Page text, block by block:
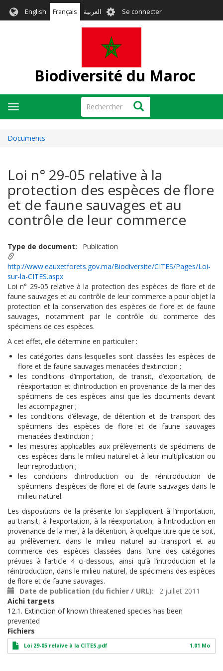
English Français العربية User
account
menu
Se connecter
Biodiversité du Maroc
Rechercher Rechercher
Toggle
navigation
Documents
Loi n° 29-05 relative à la
protection des espèces de flore
et de faune sauvages et au
contrôle de leur commerce
Type de document Publication
http://www.eauxetforets.gov.ma/Biodiversite/CITES/Pages/Loi-
sur-la-CITES.aspx
Loi n° 29-05 relative à la protection des espèces de flore et de
faune sauvages et au contrôle de leur commerce a pour objet la
protection et la conservation des espèces de flore et de faune
sauvages, notamment par le contrôle du commerce des
spécimens de ces espèces.
A cet effet, elle détermine en particulier :
les catégories dans lesquelles sont classées les espèces de
flore et de faune sauvages menacées d’extinction ;
les conditions d’importation, de transit, d’exportation, de
réexportation et d’introduction en provenance de la mer des
spécimens de ces espèces ainsi que les documents devant
les accompagner ;
les conditions d’élevage, de détention et de transport des
spécimens des espèces de flore et de faune sauvages
menacées d’extinction ;
les mesures applicables aux prélèvements de spécimens de
ces espèces dans le milieu naturel et à leur multiplication ou
leur reproduction ;
les conditions d’introduction ou de réintroduction de
spécimens d’espèces de flore et de faune sauvages dans le
milieu naturel.
Les dispositions de la présente loi s’appliquent à l’importation,
au transit, à l’exportation, à la réexportation, à l’introduction en
provenance de la mer, à la détention, à quelque titre que ce soit,
au prélèvement dans le milieu naturel au transport et au
commerce des espèces classées dans l’une des catégories
prévues à l’article 4 ci-dessous, ainsi qu’à l’introduction et la
réintroduction, dans le milieu naturel, de spécimens des espèces
de flore et de faune sauvages.
Date de publication (du fichier / URL)
2 juillet 2011
Aichi targets
12.1. Extinction of known threatened species has been
prevented
Fichiers
Loi 29-05 relaive à la CITES.pdf 1.01 Mo